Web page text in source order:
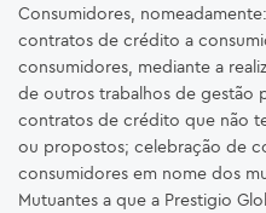
Consumidores,
contratos de crédito a
consumidores, mediante a
de outros trabalhos de gestão
contratos de crédito que não
ou propostos; celebração de
consumidores em nome dos
Mutuantes a que a Prestigio